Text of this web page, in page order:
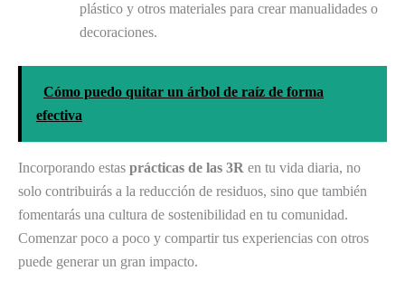
plástico y otros materiales para crear manualidades o
decoraciones.
Cómo puedo quitar un árbol de raíz de forma
efectiva
Incorporando estas prácticas de las 3R en tu vida diaria, no
solo contribuirás a la reducción de residuos, sino que también
fomentarás una cultura de sostenibilidad en tu comunidad.
Comenzar poco a poco y compartir tus experiencias con otros
puede generar un gran impacto.